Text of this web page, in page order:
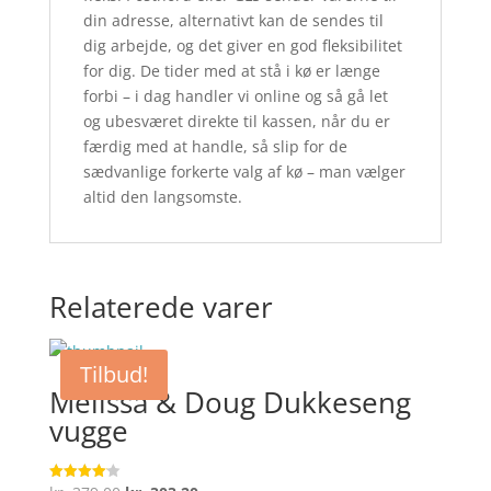
din adresse, alternativt kan de sendes til
dig arbejde, og det giver en god fleksibilitet
for dig. De tider med at stå i kø er længe
forbi – i dag handler vi online og så gå let
og ubesværet direkte til kassen, når du er
færdig med at handle, så slip for de
sædvanlige forkerte valg af kø – man vælger
altid den langsomste.
Relaterede varer
Tilbud!
Melissa & Doug Dukkeseng
vugge